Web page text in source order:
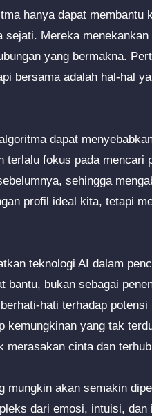
hanya dapat membantu
Mereka
yang bermakna.
bersama adalah hal-hal
dapat
fokus pada mencari
sehingga
profil ideal kita, tetapi
teknologi AI dalam
bantu, bukan sebagai
hati terhadap
kemungkinan yang tak
cinta dan
mungkin akan semakin
dari emosi, intuisi,